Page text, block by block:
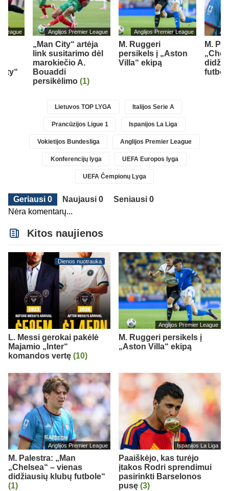
League Anglijos Premier League
„Man City“ artėja
link susitarimo dėl
marokiečio A.
Bouaddi
persikėlimo (1)
Anglijos Premier League
M. Ruggeri
persikels į „Aston
Villa“ ekipą
M.
Lietuvos TOP LYGA Italijos Serie A
Prancūzijos Ligue 1 Ispanijos La Liga
Vokietijos Bundesliga Anglijos Premier League
Konferencijų lyga UEFA Europos lyga
UEFA Čempionų Lyga
Geriausi 0 Naujausi 0
Seniausi 0
Nėra komentarų...
Kitos naujienos
Dienos nuotrauka
L. Messi gerokai pakėlė
Majamio „Inter“
komandos vertę (10)
Anglijos Premier League
M. Ruggeri persikels į
„Aston Villa“ ekipą
Anglijos Premier League
M. Palestra: „Man
„Chelsea“ – vienas
didžiausių klubų futbole“
(1)
Ispanijos La Liga
Paaiškėjo, kas turėjo
įtakos Rodri sprendimui
pasirinkti Barselonos
pusę (3)